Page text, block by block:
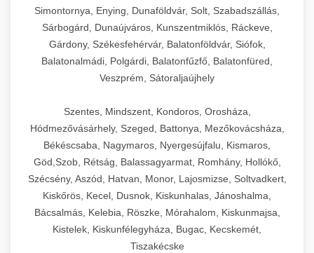
Simontornya, Enying, Dunaföldvár, Solt, Szabadszállás,
Sárbogárd, Dunaújváros, Kunszentmiklós, Ráckeve,
Gárdony, Székesfehérvár, Balatonföldvár, Siófok,
Balatonalmádi, Polgárdi, Balatonfűzfő, Balatonfüred,
Veszprém, Sátoraljaújhely
Szentes, Mindszent, Kondoros, Orosháza,
Hódmezővásárhely, Szeged, Battonya, Mezőkovácsháza,
Békéscsaba, Nagymaros, Nyergesújfalu, Kismaros,
Göd,Szob, Rétság, Balassagyarmat, Romhány, Hollókő,
Szécsény, Aszód, Hatvan, Monor, Lajosmizse, Soltvadkert,
Kiskőrös, Kecel, Dusnok, Kiskunhalas, Jánoshalma,
Bácsalmás, Kelebia, Röszke, Mórahalom, Kiskunmajsa,
Kistelek, Kiskunfélegyháza, Bugac, Kecskemét,
Tiszakécske